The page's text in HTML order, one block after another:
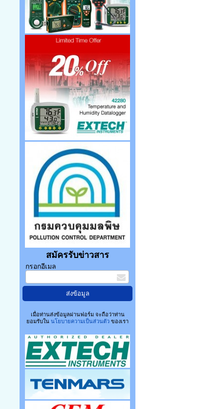
สมัครรับข่าวสาร
กรอกอีเมล
เมื่อท่านส่งข้อมูลผ่านฟอร์ม จะถือว่าท่าน
ยอมรับใน นโยบายความเป็นส่วนตัวของเรา